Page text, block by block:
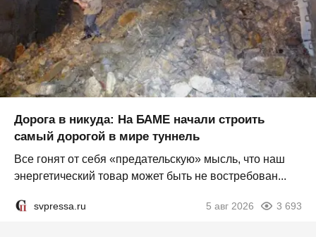
Дорога в никуда: На БАМЕ начали строить
самый дорогой в мире туннель
Все гонят от себя «предательскую» мысль, что наш
энергетический товар может быть не востребован...
svpressa.ru 5 авг 2026 3 693